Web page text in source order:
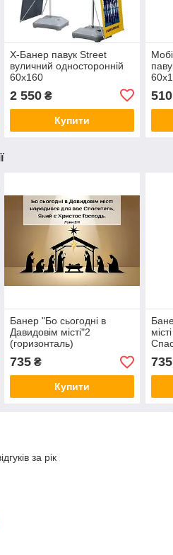
X-Банер павук Street
вуличний односторонній
60х160
2 550₴
Купити
510
Банер "Бо сьогодні в
Давидовім місті"2
(горизонталь)
735₴
Купити
735
за рік